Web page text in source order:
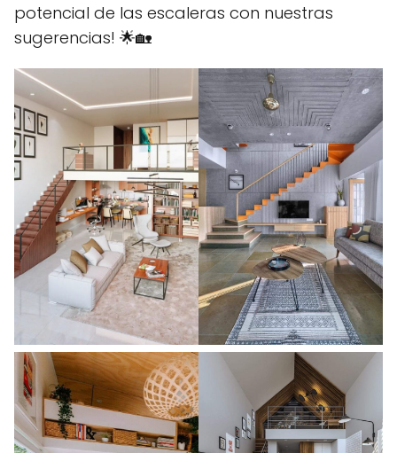
potencial de las escaleras con nuestras
sugerencias! 🌟🏡